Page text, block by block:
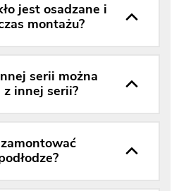
jest osadzane i
montażu?
serii można
z innej serii?